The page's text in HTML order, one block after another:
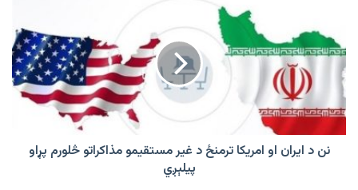
او
امریکا
ترمنځ
د
غیر
مستقيمو
مذاکراتونن د ایران او امریکا ترمنځ د غیر مستقيمو مذاکراتو څلورم پړاو
پیلېږي